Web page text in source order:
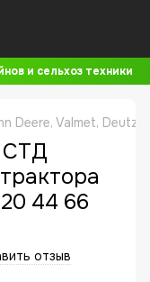
и сельхоз техники
Deere, Valmet,
СТД
44 66
отзыв